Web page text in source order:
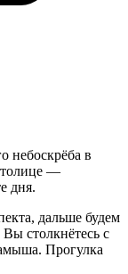
небоскрёба в
—
дня.
дальше будем
Вы столкнётесь с
Прогулка